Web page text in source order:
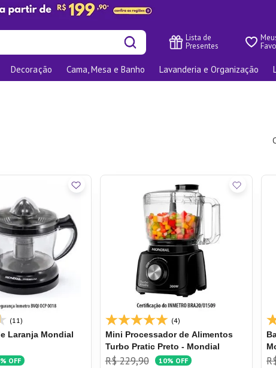
Lista de
Presentes
Decoração Cama, Mesa e Banho Lavanderia e Organização
(11)
Laranja Mondial
OFF
(4)
Mini Processador de Alimentos
Turbo Pratic Preto - Mondial
R$ 229,90 10% OFF